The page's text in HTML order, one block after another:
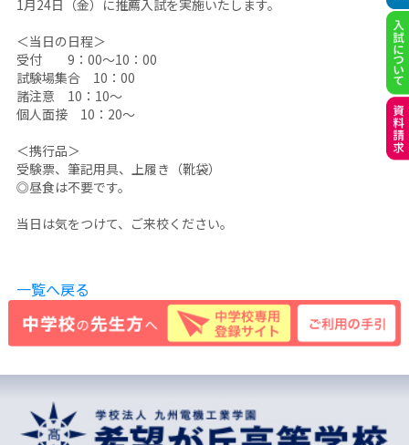
1月24日（金）に推薦入試を実施いたします。
＜当日の日程＞
受付 9：00～10：00
試験場集合 10：00
諸注意 10：10～
個人面接 10：20～
＜携行品＞
受験票、筆記用具、上履き（靴袋）
◎昼食は不要です。
当日は気をつけて、ご来校ください。
一覧へ戻る